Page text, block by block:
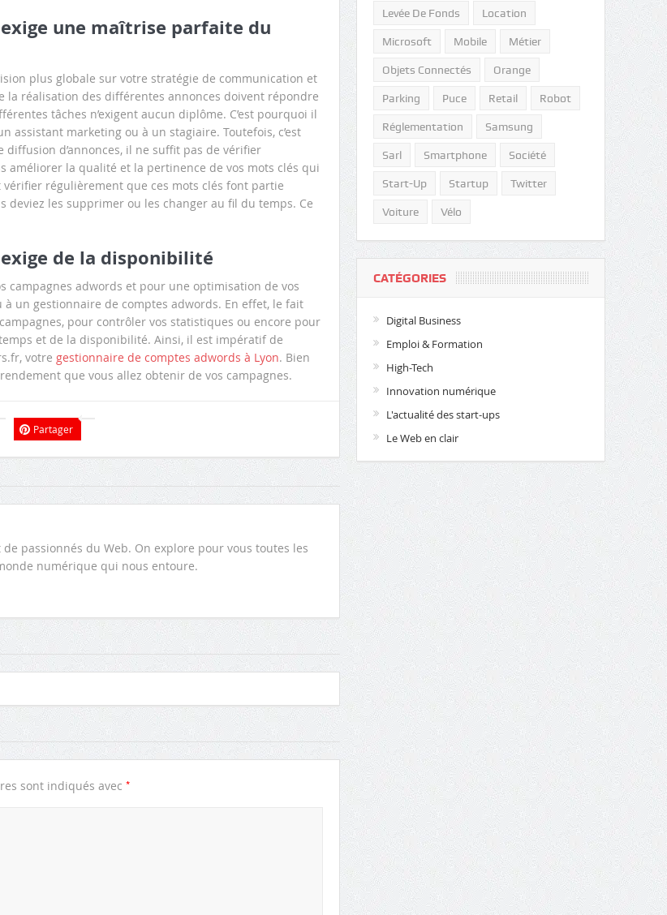
une maîtrise parfaite du
plus globale sur votre stratégie de communication et
la réalisation des différentes annonces doivent répondre
tâches n’exigent aucun diplôme. C’est pourquoi il
assistant marketing ou à un stagiaire. Toutefois, c’est
d’annonces, il ne suffit pas de vérifier
améliorer la qualité et la pertinence de vos mots clés qui
régulièrement que ces mots clés font partie
les supprimer ou les changer au fil du temps. Ce
de la disponibilité
campagnes adwords et pour une optimisation de vos
un gestionnaire de comptes adwords. En effet, le fait
pour contrôler vos statistiques ou encore pour
et de la disponibilité. Ainsi, il est impératif de
votre gestionnaire de comptes adwords à Lyon. Bien
que vous allez obtenir de vos campagnes.
Partager
passionnés du Web. On explore pour vous toutes les
numérique qui nous entoure.
sont indiqués avec *
Levée De Fonds Location
Microsoft Mobile Métier
Objets Connectés Orange
Parking Puce Retail Robot
Réglementation Samsung
Sarl Smartphone Société
Start-Up Startup Twitter
Voiture Vélo
CATÉGORIES
Digital Business
Emploi & Formation
High-Tech
Innovation numérique
L'actualité des start-ups
Le Web en clair